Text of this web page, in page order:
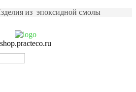
из эпоксидной смолы
shop.practeco.ru